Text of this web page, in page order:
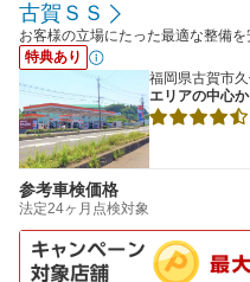
古賀ＳＳ
お客様の立場にたった最適な整備
特典あり
福岡県古賀市
エリアの中心
参考車検価格
法定24ヶ月点検対象